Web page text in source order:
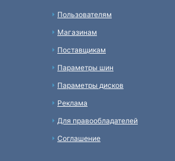
Пользователям
Магазинам
Поставщикам
Параметры шин
Параметры дисков
Реклама
Для правообладателей
Соглашение